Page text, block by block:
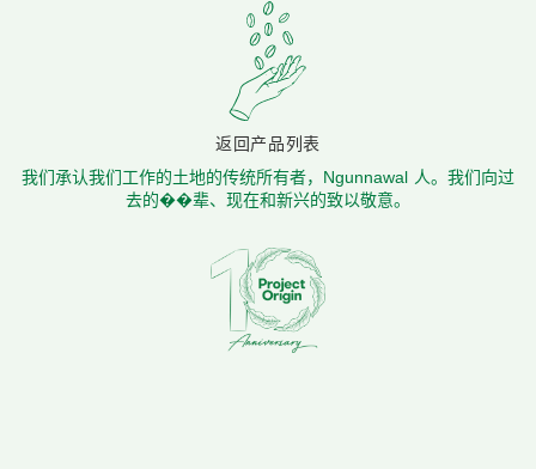
返回产品列表
我们承认我们工作的土地的传统所有者，Ngunnawal 人。我们向过
去的��辈、现在和新兴的致以敬意。